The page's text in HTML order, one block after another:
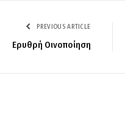
PREVIOUS ARTICLE
Ερυθρή Οινοποίηση